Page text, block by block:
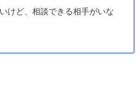
けど、相談できる相手がいな